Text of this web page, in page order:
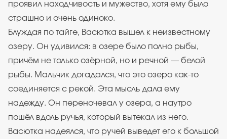
проявил находчивость и мужество, хотя ему было
страшно и очень одиноко.
Блуждая по тайге, Васютка вышел к неизвестному
озеру. Он удивился: в озере было полно рыбы,
причём не только озёрной, но и речной — белой
рыбы. Мальчик догадался, что это озеро как-то
соединяется с рекой. Эта мысль дала ему
надежду. Он переночевал у озера, а наутро
пошёл вдоль ручья, который вытекал из него.
Васютка надеялся, что ручей выведет его к большой